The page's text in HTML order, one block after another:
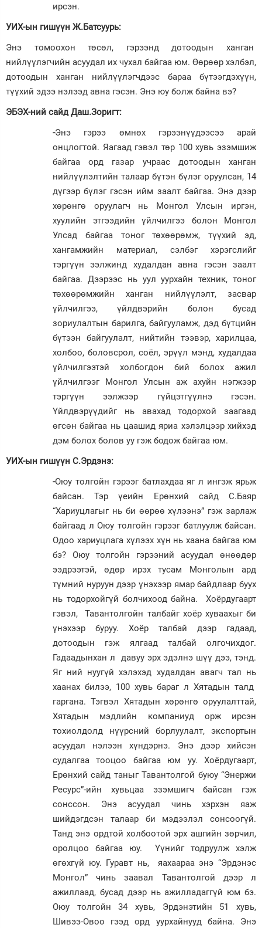
ирсэн.
УИХ-ын гишүүн Ж.Батсуурь:
Энэ томоохон төсөл, гэрээнд дотоодын ханган
нийлүүлэгчийн асуудал их чухал байгаа юм. Өөрөөр хэлбэл,
дотоодын ханган нийлүүлэгчдээс бараа бүтээгдэхүүн,
түүхий эдээ нэлээд авна гэсэн. Энэ юу болж байна вэ?
ЭБЭХ-ний сайд Даш.Зоригт:
-Энэ гэрээ өмнөх гэрээнүүдээсээ арай
онцлогтой. Яагаад гэвэл төр 100 хувь эзэмшиж
байгаа орд газар учраас дотоодын ханган
нийлүүлэлтийн талаар бүтэн бүлэг оруулсан, 14
дүгээр бүлэг гэсэн ийм заалт байгаа. Энэ дээр
хөрөнгө оруулагч нь Монгол Улсын иргэн,
хуулийн этгээдийн үйлчилгээ болон Монгол
Улсад байгаа тоног төхөөрөмж, түүхий эд,
хангамжийн материал, сэлбэг хэрэгслийг
тэргүүн ээлжинд худалдан авна гэсэн заалт
байгаа. Дээрээс нь уул уурхайн техник, тоног
төхөөрөмжийн ханган нийлүүлэлт, засвар
үйлчилгээ, үйлдвэрийн болон бусад
зориулалтын барилга, байгууламж, дэд бүтцийн
бүтээн байгуулалт, нийтийн тээвэр, харилцаа,
холбоо, боловсрол, соёл, эрүүл мэнд, худалдаа
үйлчилгээтэй холбогдон бий болох ажил
үйлчилгээг Монгол Улсын аж ахуйн нэгжээр
тэргүүн ээлжээр гүйцэтгүүлнэ гэсэн.
Үйлдвэрүүдийг нь авахад тодорхой заагаад
өгсөн байгаа нь цаашид яриа хэлэлцээр хийхэд
дэм болох болов уу гэж бодож байгаа юм.
УИХ-ын гишүүн С.Эрдэнэ:
-Оюу толгойн гэрээг батлахдаа яг л ингэж ярьж
байсан. Тэр үеийн Ерөнхий сайд С.Баяр
“Хариуцлагыг нь би өөрөө хүлээнэ” гэж зарлаж
байгаад л Оюу толгойн гэрээг батлуулж байсан.
Одоо хариуцлага хүлээх хүн нь хаана байгаа юм
бэ? Оюу толгойн гэрээний асуудал өнөөдөр
ээдрээтэй, өдөр ирэх тусам Монголын ард
түмний нуруун дээр үнэхээр ямар байдлаар буух
нь тодорхойгүй болчихоод байна. Хоёрдугаарт
гэвэл, Тавантолгойн талбайг хоёр хуваахыг би
үнэхээр буруу. Хоёр талбай дээр гадаад,
дотоодын гэж ялгаад талбай олгочихдог.
Гадаадынхан л давуу эрх эдэлнэ шүү дээ, тэнд.
Яг ний нуугүй хэлэхэд худалдан авагч тал нь
хаанах билээ, 100 хувь бараг л Хятадын талд
гаргана. Тэгвэл Хятадын хөрөнгө оруулалттай,
Хятадын мэдлийн компаниуд орж ирсэн
тохиолдолд нүүрсний борлуулалт, экспортын
асуудал нэлээн хүндэрнэ. Энэ дээр хийсэн
судалгаа тооцоо байгаа юм уу. Хоёрдугаарт,
Ерөнхий сайд таныг Тавантолгой буюу “Энержи
Ресурс”-ийн хувьцаа эзэмшигч байсан гэж
сонссон. Энэ асуудал чинь хэрхэн яаж
шийдэгдсэн талаар би мэдээлэл сонсоогүй.
Танд энэ ордтой холбоотой эрх ашгийн зөрчил,
оролцоо байгаа юу. Үүнийг тодруулж хэлж
өгөхгүй юу. Гуравт нь, яахаараа энэ “Эрдэнэс
Монгол” чинь заавал Тавантолгой дээр л
ажиллаад, бусад дээр нь ажилладаггүй юм бэ.
Оюу толгойн 34 хувь, Эрдэнэтийн 51 хувь,
Шивээ-Овоо гээд орд уурхайнууд байна. Энэ